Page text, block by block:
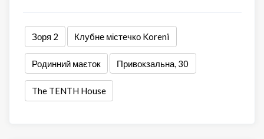
Зоря 2 Клубне містечко Koreni
Родинний маєток Привокзальна, 30
The TENTH House